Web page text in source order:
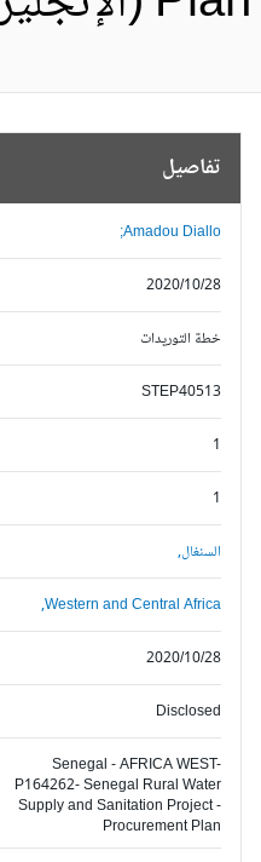
تفاصيل
Amadou Diallo;
2020/10/28
خطة التوريدات
STEP40513
السنغال,
Western and Central Africa,
2020/10/28
Disclosed
Senegal - AFRICA WEST-
P164262- Senegal Rural Water
Supply and Sanitation Project -
Procurement Plan